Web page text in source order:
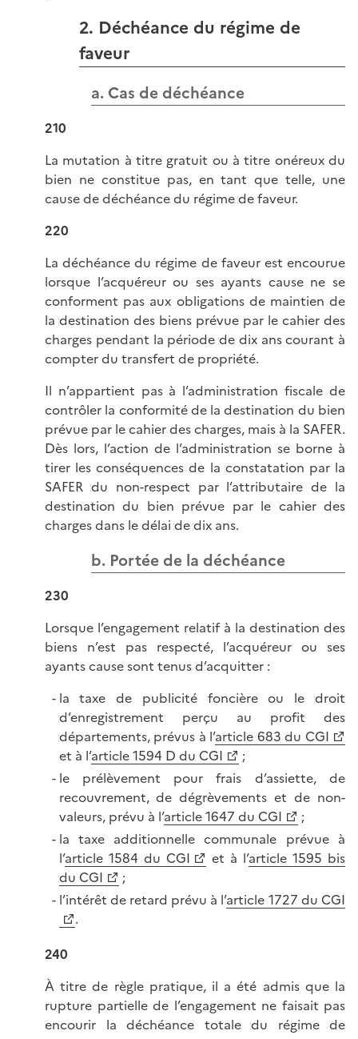
2. Déchéance du régime de
faveur
a. Cas de déchéance
210
La mutation à titre gratuit ou à titre onéreux du
bien ne constitue pas, en tant que telle, une
cause de déchéance du régime de faveur.
220
La déchéance du régime de faveur est encourue
lorsque l’acquéreur ou ses ayants cause ne se
conforment pas aux obligations de maintien de
la destination des biens prévue par le cahier des
charges pendant la période de dix ans courant à
compter du transfert de propriété.
Il n’appartient pas à l’administration fiscale de
contrôler la conformité de la destination du bien
prévue par le cahier des charges, mais à la SAFER.
Dès lors, l’action de l’administration se borne à
tirer les conséquences de la constatation par la
SAFER du non-respect par l’attributaire de la
destination du bien prévue par le cahier des
charges dans le délai de dix ans.
b. Portée de la déchéance
230
Lorsque l’engagement relatif à la destination des
biens n’est pas respecté, l’acquéreur ou ses
ayants cause sont tenus d’acquitter :
la taxe de publicité foncière ou le droit
d’enregistrement perçu au profit des
départements, prévus à l’article 683 du CGI
et à l’article 1594 D du CGI
;
le prélèvement pour frais d’assiette, de
recouvrement, de dégrèvements et de non-
valeurs, prévu à l’article 1647 du CGI
;
la taxe additionnelle communale prévue à
l’article 1584 du CGI et à l’article 1595 bis
du CGI
;
l’intérêt de retard prévu à l’article 1727 du CGI
.
240
À titre de règle pratique, il a été admis que la
rupture partielle de l’engagement ne faisait pas
encourir la déchéance totale du régime de